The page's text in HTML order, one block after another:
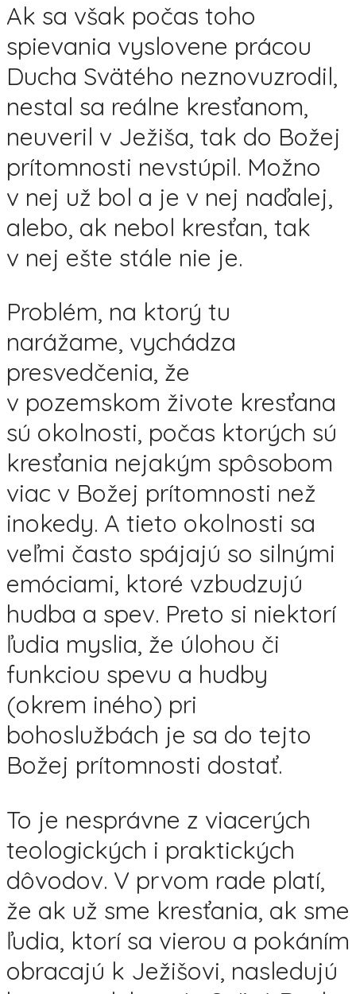
Ak sa však počas toho
spievania vyslovene prácou
Ducha Svätého neznovuzrodil,
nestal sa reálne kresťanom,
neuveril v Ježiša, tak do Božej
prítomnosti nevstúpil. Možno
v nej už bol a je v nej naďalej,
alebo, ak nebol kresťan, tak
v nej ešte stále nie je.
Problém, na ktorý tu
narážame, vychádza
presvedčenia, že
v pozemskom živote kresťana
sú okolnosti, počas ktorých sú
kresťania nejakým spôsobom
viac v Božej prítomnosti než
inokedy. A tieto okolnosti sa
veľmi často spájajú so silnými
emóciami, ktoré vzbudzujú
hudba a spev. Preto si niektorí
ľudia myslia, že úlohou či
funkciou spevu a hudby
(okrem iného) pri
bohoslužbách je sa do tejto
Božej prítomnosti dostať.
To je nesprávne z viacerých
teologických i praktických
dôvodov. V prvom rade platí,
že ak už sme kresťania, ak sme
ľudia, ktorí sa vierou a pokáním
obracajú k Ježišovi, nasledujú